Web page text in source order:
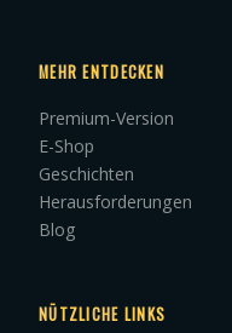
MEHR ENTDECKEN
Premium-Version
E-Shop
Geschichten
Herausforderungen
Blog
NÜTZLICHE LINKS